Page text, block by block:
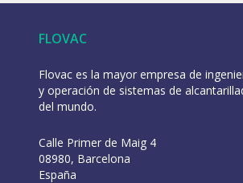
FLOVAC
Flovac es la mayor empresa de
y operación de sistemas de
del mundo.
Calle Primer de Maig 4
08980, Barcelona
España